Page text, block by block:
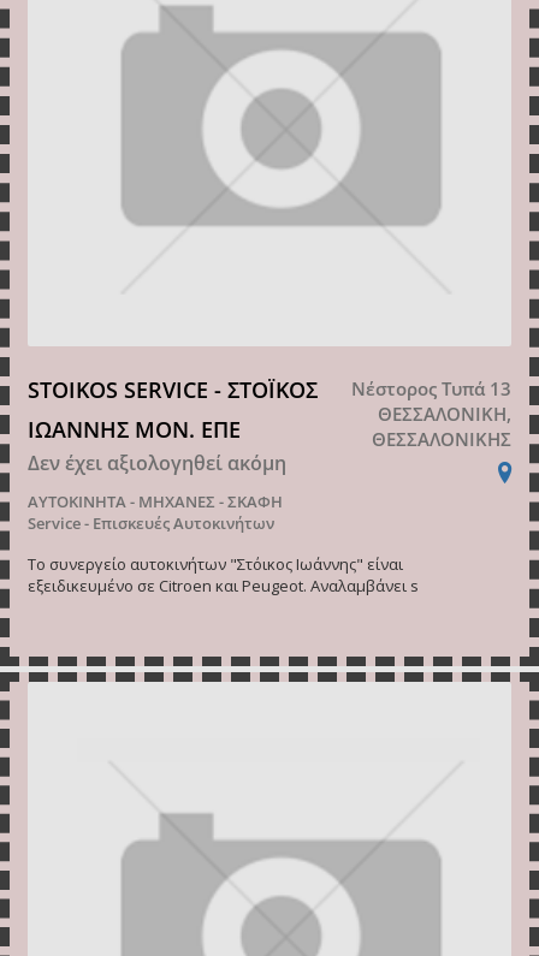
STOIKOS SERVICE - ΣΤΟΪΚΟΣ
ΙΩΑΝΝΗΣ ΜΟΝ. ΕΠΕ
Δεν έχει αξιολογηθεί ακόμη
ΑΥΤΟΚΙΝΗΤΑ - ΜΗΧΑΝΕΣ - ΣΚΑΦΗ
Service - Επισκευές Αυτοκινήτων
Νέστορος Τυπά 13
ΘΕΣΣΑΛΟΝΙΚΗ,
ΘΕΣΣΑΛΟΝΙΚΗΣ
Το συνεργείο αυτοκινήτων "Στόικος Ιωάννης" είναι
εξειδικευμένο σε Citroen και Peugeot. Αναλαμβάνει s